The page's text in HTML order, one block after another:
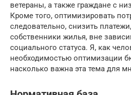
ветераны, а также граждане с
Кроме того, оптимизировать
следовательно, снизить
собственники жилья, вне
социального статуса. Я, как
необходимостью оптимизации
насколько важна эта тема для